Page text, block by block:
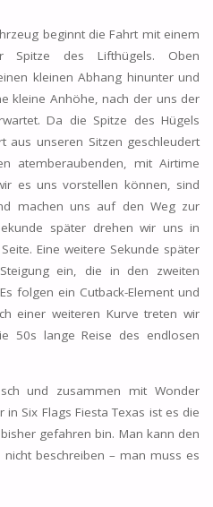
beginnt die Fahrt mit einem
Spitze des Lifthügels. Oben
kleinen Abhang hinunter und
kleine Anhöhe, nach der uns der
Da die Spitze des Hügels
unseren Sitzen geschleudert
atemberaubenden, mit Airtime
es uns vorstellen können, sind
machen uns auf den Weg zur
später drehen wir uns in
Eine weitere Sekunde später
ein, die in den zweiten
folgen ein Cutback-Element und
einer weiteren Kurve treten wir
50s lange Reise des endlosen
und zusammen mit Wonder
Six Flags Fiesta Texas ist es die
gefahren bin. Man kann den
beschreiben – man muss es